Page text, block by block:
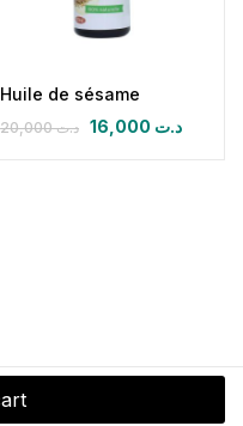
Huile de sésame
د.ت20,000 د.ت